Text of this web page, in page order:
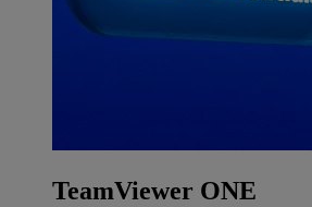
TeamViewer ONE